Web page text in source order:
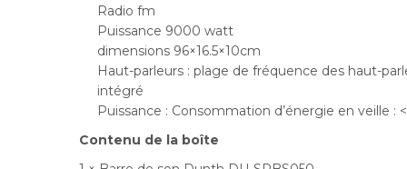
Radio fm
Puissance 9000 watt
dimensions 96×16.5×10cm
Haut-parleurs : plage de fréquence des haut-
intégré
Puissance : Consommation d’énergie en veille :
Contenu de la boîte